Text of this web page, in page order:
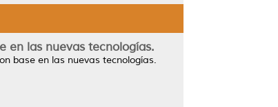
en las nuevas tecnologías.
base en las nuevas tecnologías.